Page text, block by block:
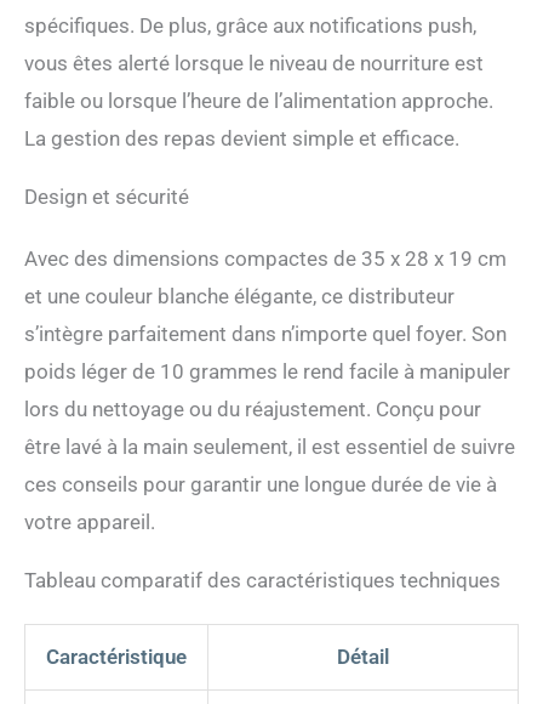
animaux de compagnie
WIFI est doté de
qui facilitent non seulement
votre vie, mais également
Alexa, Google Home
Assistant et les raccourcis
UHD avec fonctions
intelligentes : Vision
Mouvement, Angle de Vue
de 110°, Carte MicroSD
(non incluse).
MESSAGES VOCAUX. Vous
pouvez enregistrer un
message spécial de 10
secondes maximum pour
repas. Le message vocal
spécifiques. De plus, grâce aux notifications push,
vous êtes alerté lorsque le niveau de nourriture est
faible ou lorsque l’heure de l’alimentation approche.
La gestion des repas devient simple et efficace.
Design et sécurité
Avec des dimensions compactes de 35 x 28 x 19 cm
et une couleur blanche élégante, ce distributeur
s’intègre parfaitement dans n’importe quel foyer. Son
poids léger de 10 grammes le rend facile à manipuler
lors du nettoyage ou du réajustement. Conçu pour
être lavé à la main seulement, il est essentiel de suivre
ces conseils pour garantir une longue durée de vie à
votre appareil.
Tableau comparatif des caractéristiques techniques
Caractéristique Détail